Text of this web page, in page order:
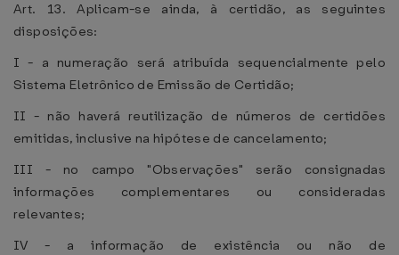
Art. 13. Aplicam-se ainda, à certidão, as seguintes
disposições:
I - a numeração será atribuída sequencialmente pelo
Sistema Eletrônico de Emissão de Certidão;
II - não haverá reutilização de números de certidões
emitidas, inclusive na hipótese de cancelamento;
III - no campo "Observações" serão consignadas
informações complementares ou consideradas
relevantes;
IV - a informação de existência ou não de